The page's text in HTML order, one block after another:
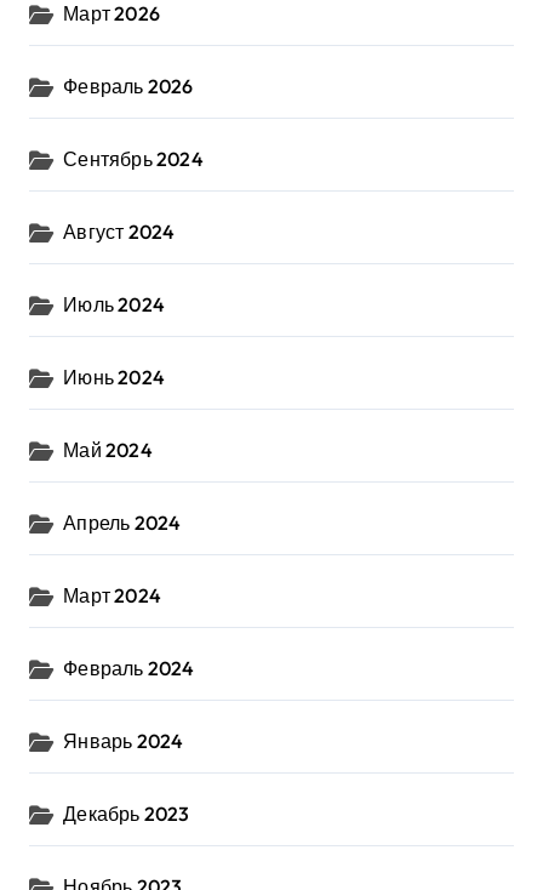
Март 2026
Февраль 2026
Сентябрь 2024
Август 2024
Июль 2024
Июнь 2024
Май 2024
Апрель 2024
Март 2024
Февраль 2024
Январь 2024
Декабрь 2023